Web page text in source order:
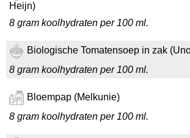
Heijn)
8 gram koolhydraten per 100 ml.
Biologische Tomatensoep in zak
8 gram koolhydraten per 100 ml.
Bloempap (Melkunie)
8 gram koolhydraten per 100 ml.